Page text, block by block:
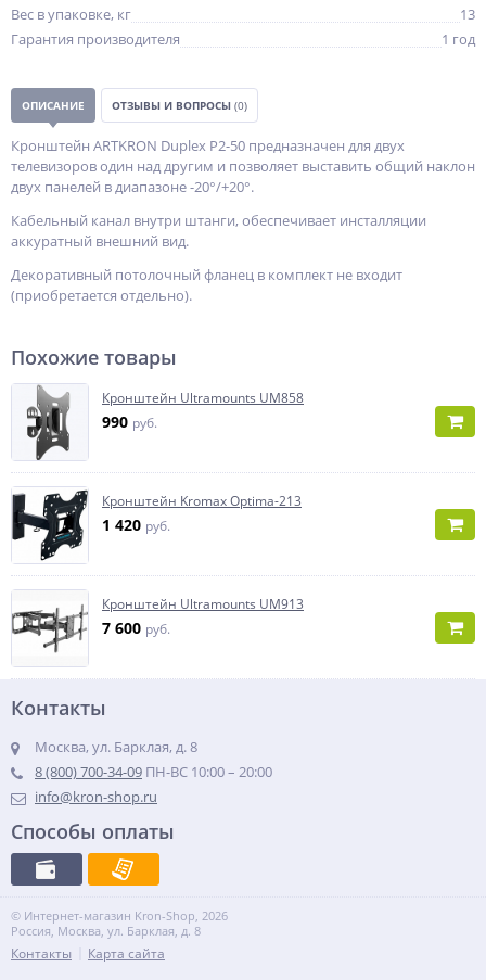
Вес в упаковке, кг
13
Гарантия производителя
1 год
ОПИСАНИЕ ОТЗЫВЫ И ВОПРОСЫ (0)
Кронштейн ARTKRON Duplex P2-50 предназначен для двух
телевизоров один над другим и позволяет выставить общий наклон
двух панелей в диапазоне -20°/+20°.
Кабельный канал внутри штанги, обеспечивает инсталляции
аккуратный внешний вид.
Декоративный потолочный фланец в комплект не входит
(приобретается отдельно).
Похожие товары
Кронштейн Ultramounts UM858
990 руб.
Кронштейн Kromax Optima-213
1 420 руб.
Кронштейн Ultramounts UM913
7 600 руб.
Контакты
Москва, ул. Барклая, д. 8
8 (800) 700-34-09 ПН-ВС 10:00 – 20:00
info@kron-shop.ru
Способы оплаты
© Интернет-магазин Kron-Shop, 2026
Россия, Москва, ул. Барклая, д. 8
Контакты Карта сайта